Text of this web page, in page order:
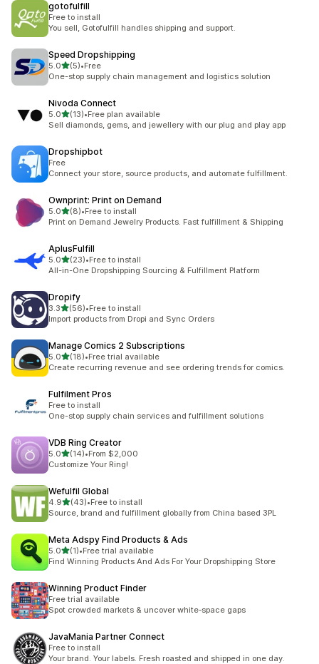
gotofulfill
Free to install
You sell, Gotofulfill handles shipping and support.
Speed Dropshipping
5.0별 5개 중
(5)
총 리뷰 5개
•Free
One-stop supply chain management and logistics solution
Nivoda Connect
5.0별 5개 중
(13)
총 리뷰 13개
•Free plan available
Sell diamonds, gems, and jewellery with our plug and play app
Dropshipbot
Free
Connect your store, source products, and automate fulfillment.
Ownprint: Print on Demand
5.0별 5개 중
(8)
총 리뷰 8개
•Free to install
Print on Demand Jewelry Products. Fast fulfillment & Shipping
AplusFulfill
5.0별 5개 중
(23)
총 리뷰 23개
•Free to install
All-in-One Dropshipping Sourcing & Fulfillment Platform
Dropify
3.3별 5개 중
(56)
총 리뷰 56개
•Free to install
Import products from Dropi and Sync Orders
Manage Comics 2 Subscriptions
5.0별 5개 중
(18)
총 리뷰 18개
•Free trial available
Create recurring revenue and see ordering trends for comics.
Fulfilment Pros
Free to install
One-stop supply chain services and fulfillment solutions
VDB Ring Creator
5.0별 5개 중
(14)
총 리뷰 14개
•From $2,000
Customize Your Ring!
Wefulfil Global
4.9별 5개 중
(43)
총 리뷰 43개
•Free to install
Source, brand and fulfillment globally from China based 3PL
Meta Adspy Find Products & Ads
5.0별 5개 중
(1)
총 리뷰 1개
•Free trial available
Find Winning Products And Ads For Your Dropshipping Store
Winning Product Finder
Free trial available
Spot crowded markets & uncover white‑space gaps
JavaMania Partner Connect
Free to install
Your brand. Your labels. Fresh roasted and shipped in one day.